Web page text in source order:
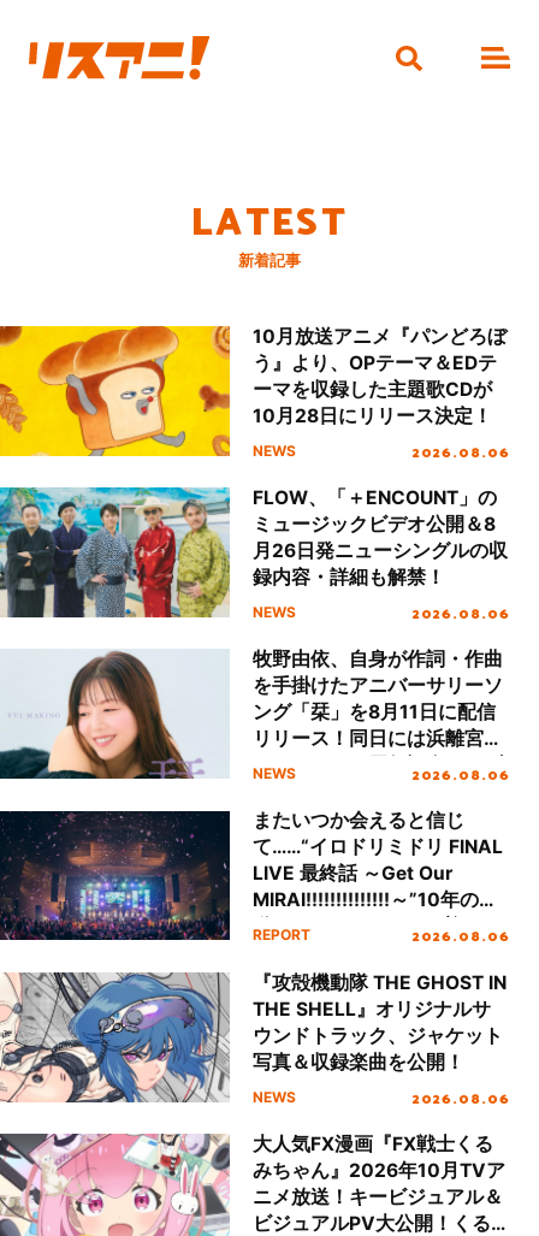
LATEST
新着記事
10月放送アニメ『パンどろぼ
う』より、OPテーマ＆EDテ
ーマを収録した主題歌CDが
10月28日にリリース決定！
NEWS 2026.08.06
FLOW、「＋ENCOUNT」の
ミュージックビデオ公開＆8
月26日発ニューシングルの収
録内容・詳細も解禁！
NEWS 2026.08.06
牧野由依、自身が作詞・作曲
を手掛けたアニバーサリーソ
ング「栞」を8月11日に配信
リリース！同日には浜離宮朝
日ホールにて周年記念ライブ
NEWS 2026.08.06
またいつか会えると信じ
て……“イロドリミドリ FINAL
LIVE 最終話 ～Get Our
MIRAI!!!!!!!!!!!!!!～”10年の活
動を経てファイナルを迎える
REPORT 2026.08.06
『攻殻機動隊 THE GHOST IN
THE SHELL』オリジナルサ
ウンドトラック、ジャケット
写真＆収録楽曲を公開！
NEWS 2026.08.06
大人気FX漫画『FX戦士くる
みちゃん』2026年10月TVア
ニメ放送！キービジュアル＆
ビジュアルPV大公開！くる